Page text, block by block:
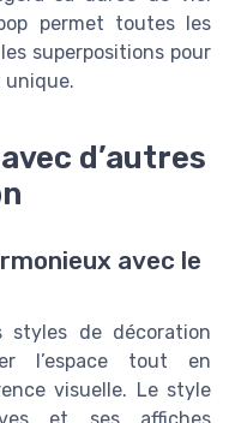
permet toutes les
superpositions pour
unique.
d’autres
avec le
styles de décoration
l’espace tout en
visuelle. Le style